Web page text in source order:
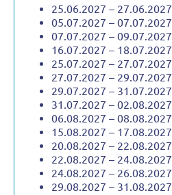
25.06.2027 – 27.06.2027
05.07.2027 – 07.07.2027
07.07.2027 – 09.07.2027
16.07.2027 – 18.07.2027
25.07.2027 – 27.07.2027
27.07.2027 – 29.07.2027
29.07.2027 – 31.07.2027
31.07.2027 – 02.08.2027
06.08.2027 – 08.08.2027
15.08.2027 – 17.08.2027
20.08.2027 – 22.08.2027
22.08.2027 – 24.08.2027
24.08.2027 – 26.08.2027
29.08.2027 – 31.08.2027